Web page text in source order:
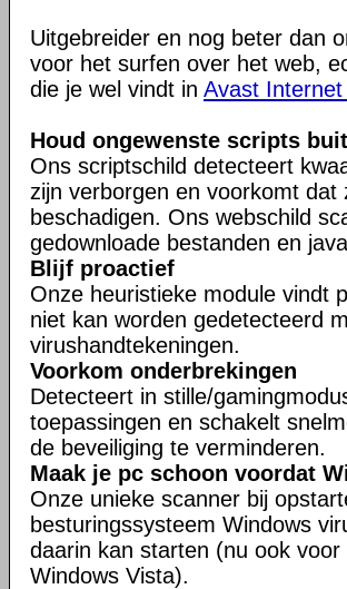
Uitgebreider en nog beter dan
voor het surfen over het web,
die je wel vindt in Avast Internet
Houd ongewenste scripts
Ons scriptschild detecteert
zijn verborgen en voorkomt
beschadigen. Ons webschild
gedownloade bestanden en
Blijf proactief
Onze heuristieke module vindt
niet kan worden gedetecteerd
virushandtekeningen.
Voorkom onderbrekingen
Detecteert in stille/
toepassingen en schakelt
de beveiliging te verminderen.
Maak je pc schoon voordat
Onze unieke scanner bij
besturingssysteem Windows
daarin kan starten (nu ook
Windows Vista).